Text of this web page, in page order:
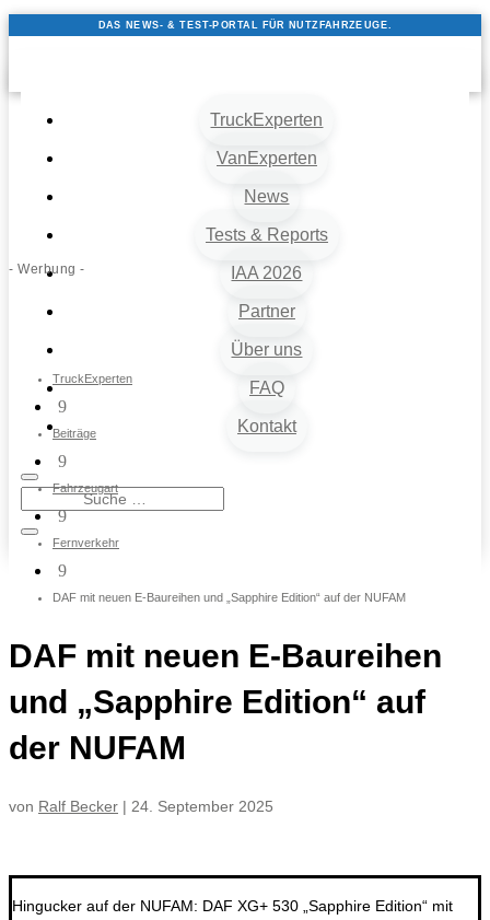
DAS NEWS- & TEST-PORTAL FÜR NUTZFAHRZEUGE.
TruckExperten
VanExperten
News
Tests & Reports
IAA 2026
Partner
Über uns
FAQ
Kontakt
- Werbung -
TruckExperten
9
Beiträge
9
Fahrzeugart
9
Fernverkehr
9
DAF mit neuen E-Baureihen und „Sapphire Edition“ auf der NUFAM
DAF mit neuen E-Baureihen
und „Sapphire Edition“ auf
der NUFAM
von Ralf Becker | 24. September 2025
Hingucker auf der NUFAM: DAF XG+ 530 „Sapphire Edition“ mit